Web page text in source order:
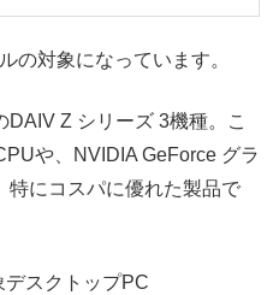
の対象になっています。
Z シリーズ 3機種。こ
や、NVIDIA GeForce グラ
特にコスパに優れた製品で
スクトップPC